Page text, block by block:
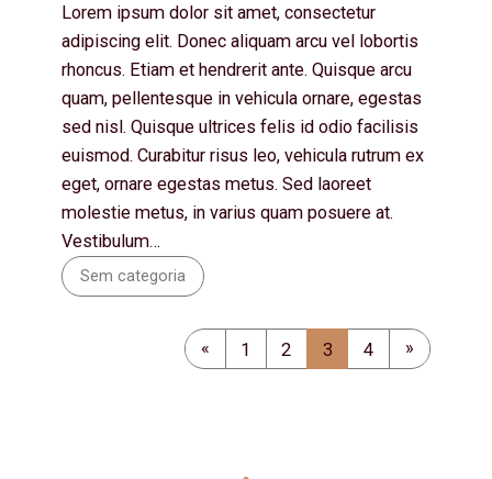
Lorem ipsum dolor sit amet, consectetur
adipiscing elit. Donec aliquam arcu vel lobortis
rhoncus. Etiam et hendrerit ante. Quisque arcu
quam, pellentesque in vehicula ornare, egestas
sed nisl. Quisque ultrices felis id odio facilisis
euismod. Curabitur risus leo, vehicula rutrum ex
eget, ornare egestas metus. Sed laoreet
molestie metus, in varius quam posuere at.
Vestibulum…
Sem categoria
«
Página anterior
1 2 3 4 Próxima
»